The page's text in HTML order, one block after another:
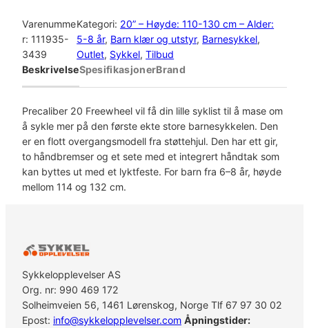
Varenumme
r: 111935-
3439
Kategori: 20” – Høyde: 110-130 cm – Alder:
5-8 år, Barn klær og utstyr, Barnesykkel
Outlet, Sykkel, Tilbud
BeskrivelseSpesifikasjonerBrand
Precaliber 20 Freewheel vil få din lille syklist til å mase om
å sykle mer på den første ekte store barnesykkelen. Den
er en flott overgangsmodell fra støttehjul. Den har ett gir,
to håndbremser og et sete med et integrert håndtak som
kan byttes ut med et lyktfeste. For barn fra 6–8 år, høyde
mellom 114 og 132 cm.
Sykkelopplevelser AS
Org. nr: 990 469 172
Solheimveien 56, 1461 Lørenskog, Norge Tlf 67 97 30 02
Epost: info@sykkelopplevelser.com Åpningstider: